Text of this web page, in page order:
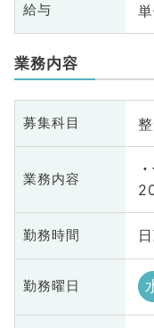
給与
業務内容
募集科目
業務内容
勤務時間
勤務曜日